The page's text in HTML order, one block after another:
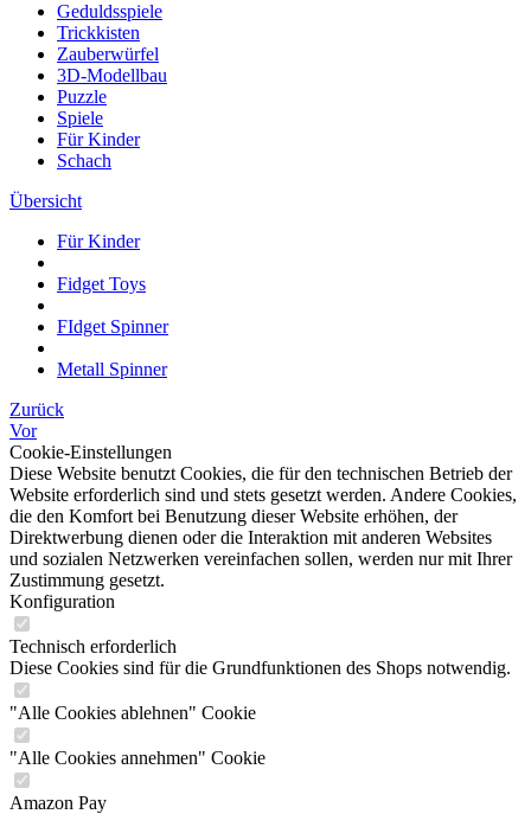
Geduldsspiele
Trickkisten
Zauberwürfel
3D-Modellbau
Puzzle
Spiele
Für Kinder
Schach
Übersicht
Für Kinder
Fidget Toys
FIdget Spinner
Metall Spinner
Zurück
Vor
Cookie-Einstellungen
Diese Website benutzt Cookies, die für den technischen Betrieb der
Website erforderlich sind und stets gesetzt werden. Andere Cookies,
die den Komfort bei Benutzung dieser Website erhöhen, der
Direktwerbung dienen oder die Interaktion mit anderen Websites
und sozialen Netzwerken vereinfachen sollen, werden nur mit Ihrer
Zustimmung gesetzt.
Konfiguration
Technisch erforderlich
Diese Cookies sind für die Grundfunktionen des Shops notwendig.
"Alle Cookies ablehnen" Cookie
"Alle Cookies annehmen" Cookie
Amazon Pay